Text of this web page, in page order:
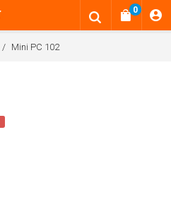
0
Mini PC 102